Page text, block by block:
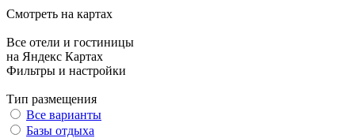
Смотреть на картах
Все отели и гостиницы
на Яндекс Картах
Фильтры и настройки
Тип размещения
Все варианты
Базы отдыха